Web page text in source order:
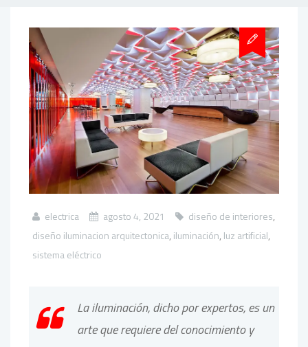
electrica agosto 4, 2021 diseño de interiores,
diseño iluminacion arquitectonica, iluminación, luz artificial,
sistema eléctrico
La iluminación, dicho por expertos, es un
arte que requiere del conocimiento y